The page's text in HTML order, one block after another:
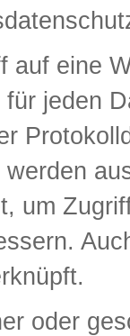
auf eine
jeden
um
oder